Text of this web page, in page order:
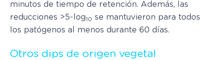
minutos de tiempo de retención. Además, las
reducciones >5-log10 se mantuvieron para todos
los patógenos al menos durante 60 días.
Otros dips de origen vegetal